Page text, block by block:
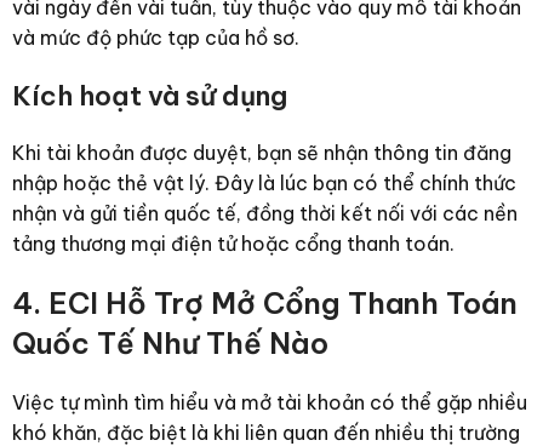
vài ngày đến vài tuần, tùy thuộc vào quy mô tài khoản
và mức độ phức tạp của hồ sơ.
Kích hoạt và sử dụng
Khi tài khoản được duyệt, bạn sẽ nhận thông tin đăng
nhập hoặc thẻ vật lý. Đây là lúc bạn có thể chính thức
nhận và gửi tiền quốc tế, đồng thời kết nối với các nền
tảng thương mại điện tử hoặc cổng thanh toán.
4. ECI Hỗ Trợ Mở Cổng Thanh Toán
Quốc Tế Như Thế Nào
Việc tự mình tìm hiểu và mở tài khoản có thể gặp nhiều
khó khăn, đặc biệt là khi liên quan đến nhiều thị trường